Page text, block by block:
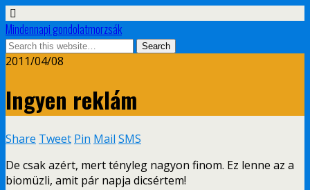
Mindennapi gondolatmorzsák
2011/04/08
Ingyen reklám
Share Tweet Pin Mail SMS
De csak azért, mert tényleg nagyon finom. Ez lenne az a
biomüzli, amit pár napja dicsértem!